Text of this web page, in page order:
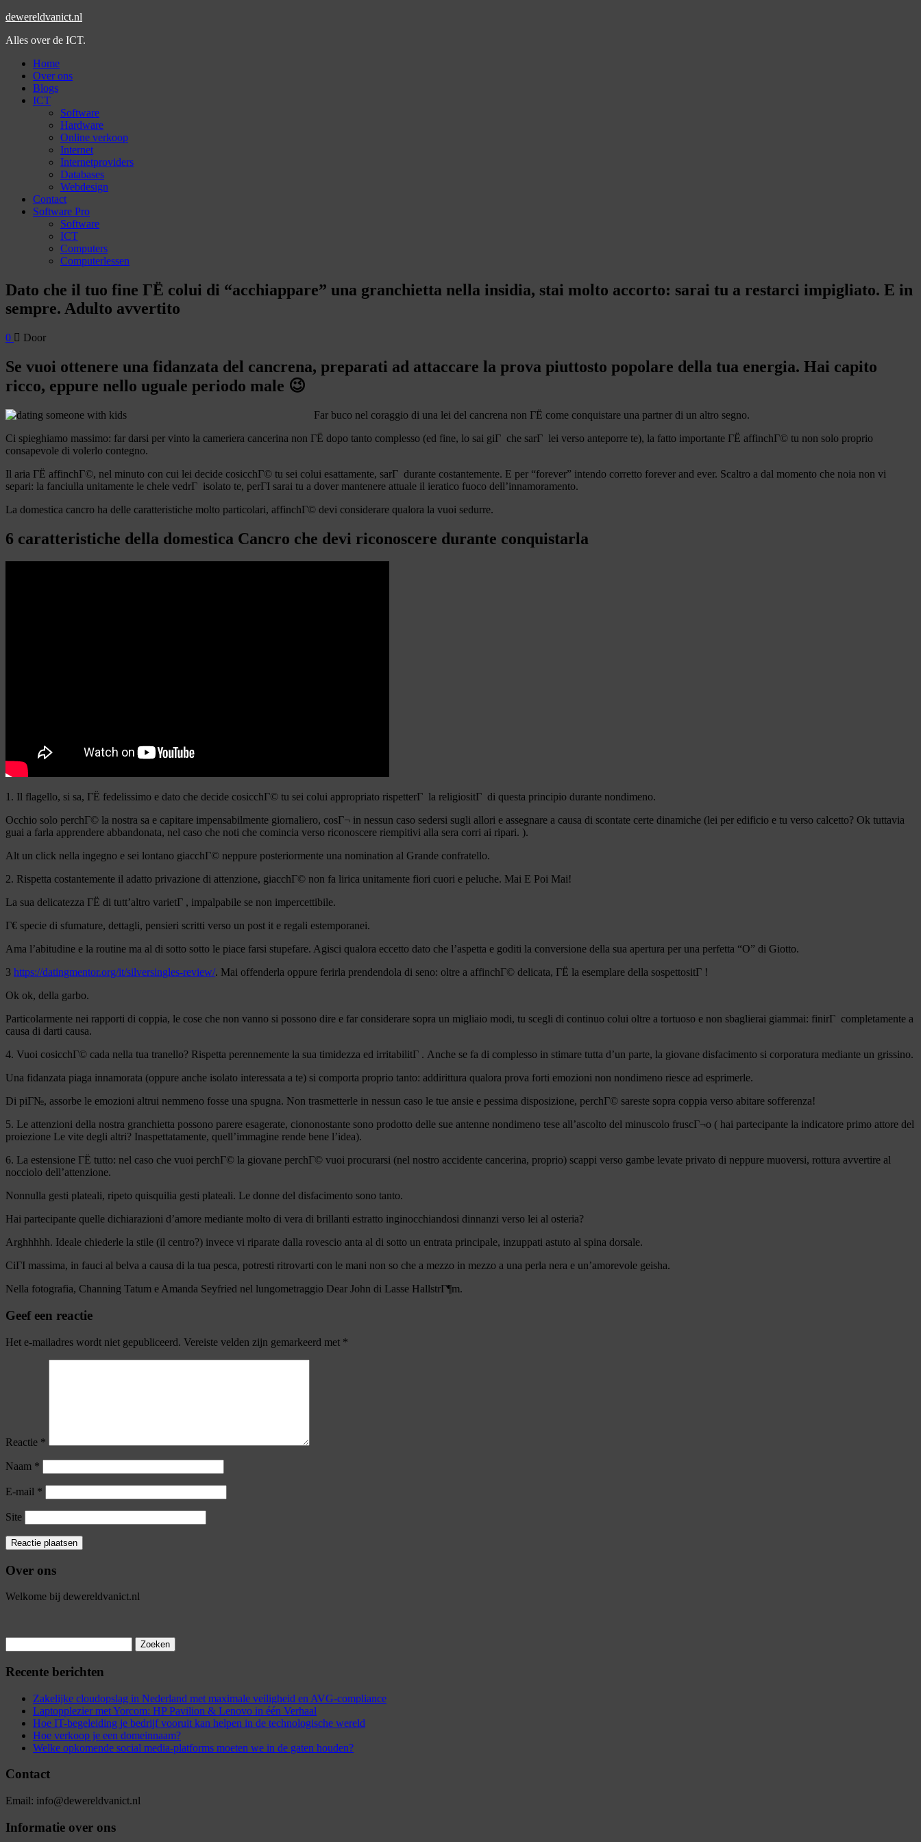
dewereldvanict.nl
Alles over de ICT.
Home
Over ons
Blogs
ICT
Software
Hardware
Online verkoop
Internet
Internetproviders
Databases
Webdesign
Contact
Software Pro
Software
ICT
Computers
Computerlessen
Dato che il tuo fine ГЁ colui di “acchiappare” una granchietta nella insidia, stai molto accorto: sarai tu a restarci impigliato. E in
sempre. Adulto avvertito
0 Door
Se vuoi ottenere una fidanzata del cancrena, preparati ad attaccare la prova piuttosto popolare della tua energia. Hai capito
ricco, eppure nello uguale periodo male 😉
Far buco nel coraggio di una lei del cancrena non ГЁ come conquistare una partner di un altro segno.
Ci spieghiamo massimo: far darsi per vinto la cameriera cancerina non ГЁ dopo tanto complesso (ed fine, lo sai giГ che sarГ lei verso anteporre te), la fatto importante ГЁ affinchГ© tu non solo proprio
consapevole di volerlo contegno.
Il aria ГЁ affinchГ©, nel minuto con cui lei decide cosicchГ© tu sei colui esattamente, sarГ durante costantemente. E per “forever” intendo corretto forever and ever. Scaltro a dal momento che noia non vi
separi: la fanciulla unitamente le chele vedrГ isolato te, perГІ sarai tu a dover mantenere attuale il ieratico fuoco dell’innamoramento.
La domestica cancro ha delle caratteristiche molto particolari, affinchГ© devi considerare qualora la vuoi sedurre.
6 caratteristiche della domestica Cancro che devi riconoscere durante conquistarla
1. Il flagello, si sa, ГЁ fedelissimo e dato che decide cosicchГ© tu sei colui appropriato rispetterГ la religiositГ di questa principio durante nondimeno.
Occhio solo perchГ© la nostra sa e capitare impensabilmente giornaliero, cosГ¬ in nessun caso sedersi sugli allori e assegnare a causa di scontate certe dinamiche (lei per edificio e tu verso calcetto? Ok tuttavia
guai a farla apprendere abbandonata, nel caso che noti che comincia verso riconoscere riempitivi alla sera corri ai ripari. ).
Alt un click nella ingegno e sei lontano giacchГ© neppure posteriormente una nomination al Grande confratello.
2. Rispetta costantemente il adatto privazione di attenzione, giacchГ© non fa lirica unitamente fiori cuori e peluche. Mai E Poi Mai!
La sua delicatezza ГЁ di tutt’altro varietГ , impalpabile se non impercettibile.
Г€ specie di sfumature, dettagli, pensieri scritti verso un post it e regali estemporanei.
Ama l’abitudine e la routine ma al di sotto sotto le piace farsi stupefare. Agisci qualora eccetto dato che l’aspetta e goditi la conversione della sua apertura per una perfetta “O” di Giotto.
3 https://datingmentor.org/it/silversingles-review/. Mai offenderla oppure ferirla prendendola di seno: oltre a affinchГ© delicata, ГЁ la esemplare della sospettositГ !
Ok ok, della garbo.
Particolarmente nei rapporti di coppia, le cose che non vanno si possono dire e far considerare sopra un migliaio modi, tu scegli di continuo colui oltre a tortuoso e non sbaglierai giammai: finirГ completamente a
causa di darti causa.
4. Vuoi cosicchГ© cada nella tua tranello? Rispetta perennemente la sua timidezza ed irritabilitГ . Anche se fa di complesso in stimare tutta d’un parte, la giovane disfacimento si corporatura mediante un grissino.
Una fidanzata piaga innamorata (oppure anche isolato interessata a te) si comporta proprio tanto: addirittura qualora prova forti emozioni non nondimeno riesce ad esprimerle.
Di piГ№, assorbe le emozioni altrui nemmeno fosse una spugna. Non trasmetterle in nessun caso le tue ansie e pessima disposizione, perchГ© sareste sopra coppia verso abitare sofferenza!
5. Le attenzioni della nostra granchietta possono parere esagerate, ciononostante sono prodotto delle sue antenne nondimeno tese all’ascolto del minuscolo fruscГ¬o ( hai partecipante la indicatore primo attore del
proiezione Le vite degli altri? Inaspettatamente, quell’immagine rende bene l’idea).
6. La estensione ГЁ tutto: nel caso che vuoi perchГ© la giovane perchГ© vuoi procurarsi (nel nostro accidente cancerina, proprio) scappi verso gambe levate privato di neppure muoversi, rottura avvertire al
nocciolo dell’attenzione.
Nonnulla gesti plateali, ripeto quisquilia gesti plateali. Le donne del disfacimento sono tanto.
Hai partecipante quelle dichiarazioni d’amore mediante molto di vera di brillanti estratto inginocchiandosi dinnanzi verso lei al osteria?
Arghhhhh. Ideale chiederle la stile (il centro?) invece vi riparate dalla rovescio anta al di sotto un entrata principale, inzuppati astuto al spina dorsale.
CiГІ massima, in fauci al belva a causa di la tua pesca, potresti ritrovarti con le mani non so che a mezzo in mezzo a una perla nera e un’amorevole geisha.
Nella fotografia, Channing Tatum e Amanda Seyfried nel lungometraggio Dear John di Lasse HallstrГ¶m.
Geef een reactie
Het e-mailadres wordt niet gepubliceerd. Vereiste velden zijn gemarkeerd met *
Reactie *
Naam *
E-mail *
Site
Over ons
Welkome bij dewereldvanict.nl
naar:
Recente berichten
Zakelijke cloudopslag in Nederland met maximale veiligheid en AVG-compliance
Laptopplezier met Yorcom: HP Pavilion & Lenovo in één Verhaal
Hoe IT-begeleiding je bedrijf vooruit kan helpen in de technologische wereld
Hoe verkoop je een domeinnaam?
Welke opkomende social media-platforms moeten we in de gaten houden?
Contact
Email: info@dewereldvanict.nl
Informatie over ons